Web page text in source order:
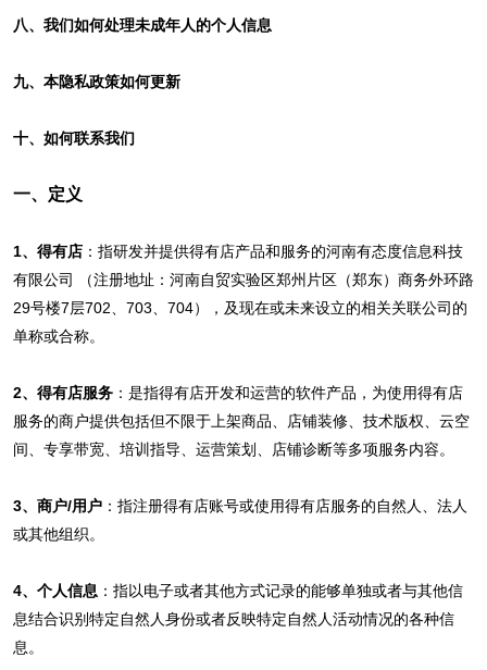
八、我们如何处理未成年人的个人信息
九、本隐私政策如何更新
十、如何联系我们
一、定义
1、得有店：指研发并提供得有店产品和服务的河南有态度信息科技
有限公司 （注册地址：河南自贸实验区郑州片区（郑东）商务外环路
29号楼7层702、703、704），及现在或未来设立的相关关联公司的
单称或合称。
2、得有店服务：是指得有店开发和运营的软件产品，为使用得有店
服务的商户提供包括但不限于上架商品、店铺装修、技术版权、云空
间、专享带宽、培训指导、运营策划、店铺诊断等多项服务内容。
3、商户/用户：指注册得有店账号或使用得有店服务的自然人、法人
或其他组织。
4、个人信息 ：指以电子或者其他方式记录的能够单独或者与其他信
息结合识别特定自然人身份或者反映特定自然人活动情况的各种信
息。